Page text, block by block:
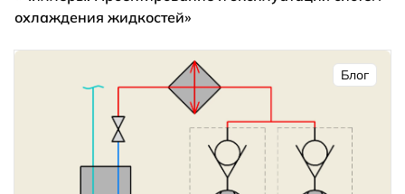
охлаждения жидкостей»
Блог